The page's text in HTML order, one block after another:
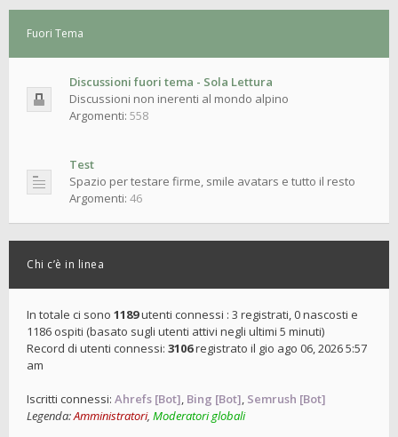
Fuori Tema
Discussioni fuori tema - Sola Lettura
Discussioni non inerenti al mondo alpino
Argomenti: 558
Test
Spazio per testare firme, smile avatars e tutto il resto
Argomenti: 46
Chi c’è in linea
In totale ci sono 1189utenti connessi : 3 registrati, 0 nascosti e
1186 ospiti (basato sugli utenti attivi negli ultimi 5 minuti)
Record di utenti connessi: 3106registrato il gio ago 06, 2026 5:57
am
Iscritti connessi: Ahrefs [Bot], Bing [Bot], Semrush [Bot]
Legenda:Amministratori, Moderatori globali